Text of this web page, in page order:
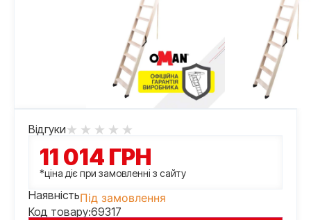
Відгуки
11 014 ГРН
*ціна діє при замовленні з сайту
НаявністьПід замовлення
Код товару:69317